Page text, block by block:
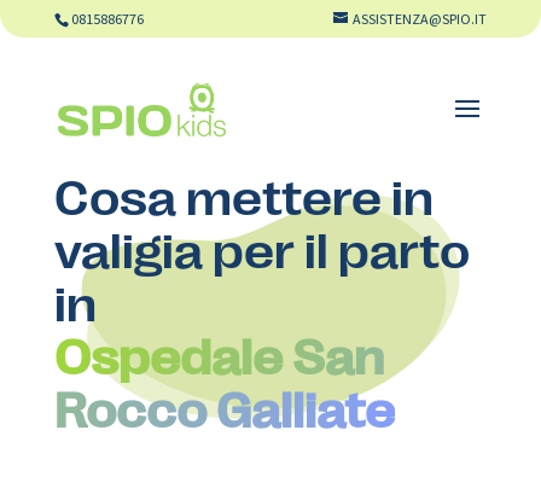
0815886776 ASSISTENZA@SPIO.IT
Cosa mettere in
valigia per il parto
in
Ospedale San
Rocco Galliate